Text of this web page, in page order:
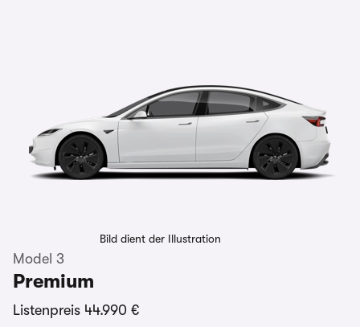
Bild dient der Illustration
Model 3
Premium
Listenpreis 44.990 €